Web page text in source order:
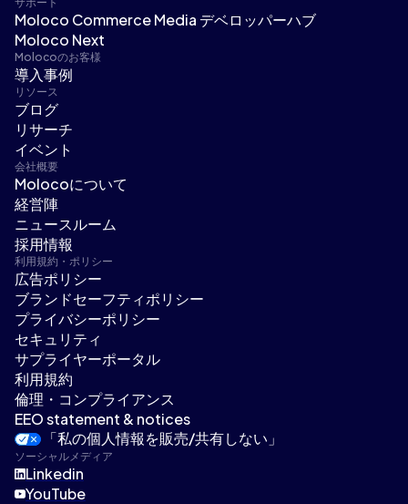
Moloco Commerce Media デベロッパーハブ
Moloco Next
Molocoのお客様
導入事例
リソース
ブログ
リサーチ
イベント
会社概要
Molocoについて
経営陣
ニュースルーム
採用情報
利用規約・ポリシー
広告ポリシー
ブランドセーフティポリシー
プライバシーポリシー
セキュリティ
サプライヤーポータル
利用規約
倫理・コンプライアンス
EEO statement & notices
「私の個人情報を販売/共有しない」
ソーシャルメディア
Linkedin
YouTube